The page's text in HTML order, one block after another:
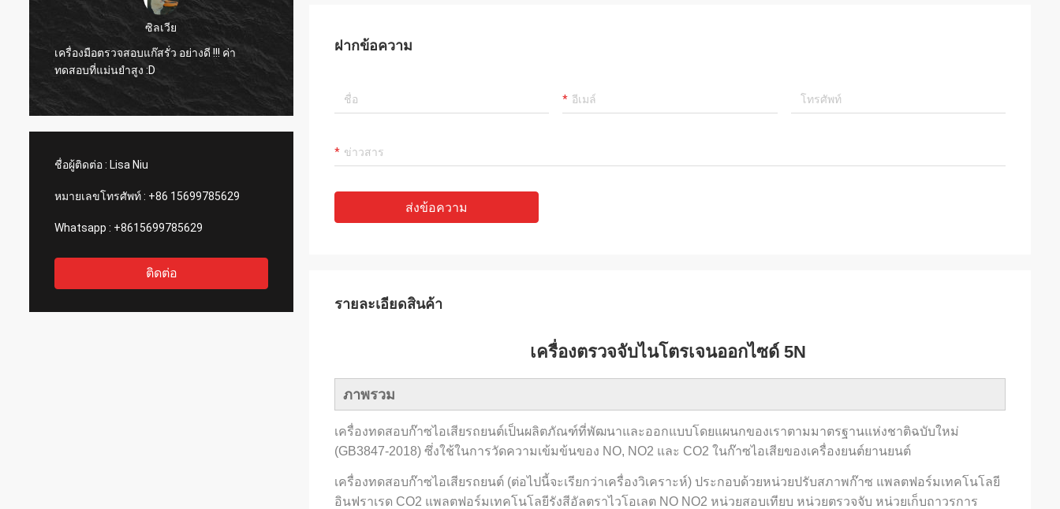
ดอร่า
สวัสดี ฉันใช้อุปกรณ์นี้ในโรงงานถลุง
อะลูมิเนียมในเม็กซิโกแล้ว และฉันรู้สึก
ประหลาดใจกับการทำงานของอุปกรณ์
เลเซอร์ของบริษัทคุณ
ชื่อผู้ติดต่อ : Lisa Niu
หมายเลขโทรศัพท์ : +86 15699785629
Whatsapp : +8615699785629
ติดต่อ
ฝากข้อความ
ส่งข้อความ
รายละเอียดสินค้า
เครื่องตรวจจับไนโตรเจนออกไซด์ 5N
ภาพรวม
เครื่องทดสอบก๊าซไอเสียรถยนต์เป็นผลิตภัณฑ์ที่พัฒนาและออกแบบโดยแผนกของเราตามมาตรฐานแห่งชาติฉบับใหม่
(GB3847-2018) ซึ่งใช้ในการวัดความเข้มข้นของ NO, NO2 และ CO2 ในก๊าซไอเสียของเครื่องยนต์ยานยนต์
เครื่องทดสอบก๊าซไอเสียรถยนต์ (ต่อไปนี้จะเรียกว่าเครื่องวิเคราะห์) ประกอบด้วยหน่วยปรับสภาพก๊าซ แพลตฟอร์มเทคโนโลยี
อินฟราเรด CO2 แพลตฟอร์มเทคโนโลยีรังสีอัลตราไวโอเลต NO NO2 หน่วยสอบเทียบ หน่วยตรวจจับ หน่วยเก็บถาวรการ